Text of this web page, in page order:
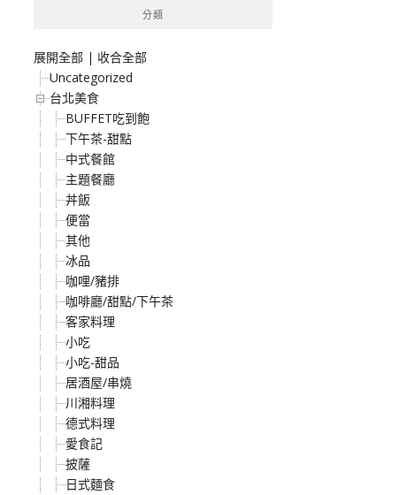
分類
展開全部 | 收合全部
Uncategorized
台北美食
BUFFET吃到飽
下午茶-甜點
中式餐館
主題餐廳
丼飯
便當
其他
冰品
咖哩/豬排
咖啡廳/甜點/下午茶
客家料理
小吃
小吃-甜品
居酒屋/串燒
川湘料理
德式料理
愛食記
披薩
日式麵食